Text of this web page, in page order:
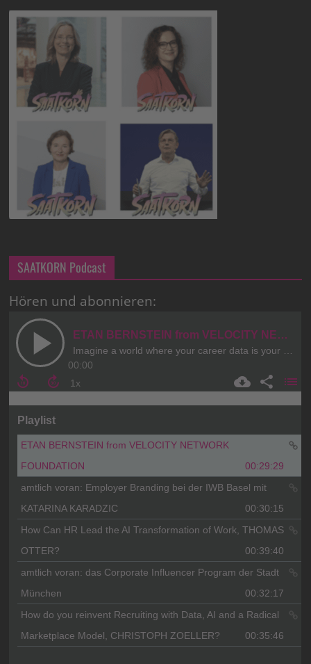
SAATKORN Podcast
Hören und abonnieren: